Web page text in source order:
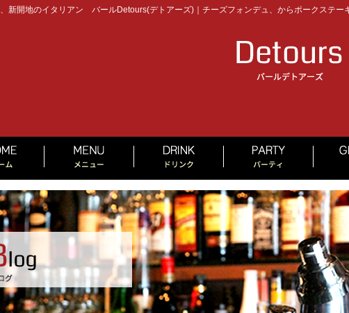
新開地のイタリアン バールDetours(デトアーズ)｜チーズフォンデュ、からポークステー
DRINK PARTY